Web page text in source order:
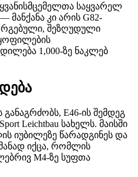
საყვარელ
მანქანა კი არის G82-
შეზღუდული
1,000-ზე ნაკლებ
განაგრძობს, E46-ის შემდეგ
Leichtbau სახელს. მაისში
იუბილეზე წარადგინეს და
იქცა, რომლის
M4-ზე სუფთა